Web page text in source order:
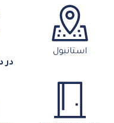
استانبول